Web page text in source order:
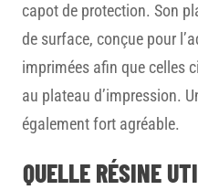
capot de protection. Son
de surface, conçue pour
imprimées afin que celles
au plateau d’impression.
également fort agréable.
QUELLE RÉSINE